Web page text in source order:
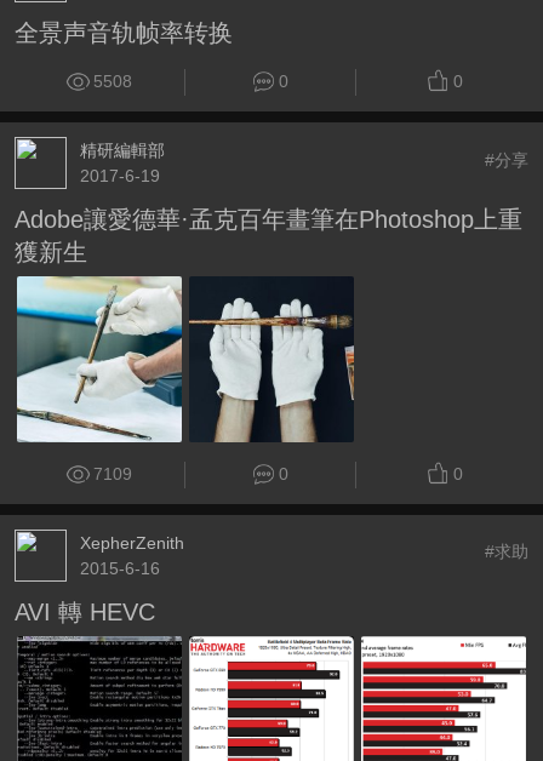
全景声音轨帧率转换
5508 0 0
精研編輯部
2017-6-19
#分享
Adobe讓愛德華·孟克百年畫筆在Photoshop上重
獲新生
7109 0 0
XepherZenith
2015-6-16
#求助
AVI 轉 HEVC